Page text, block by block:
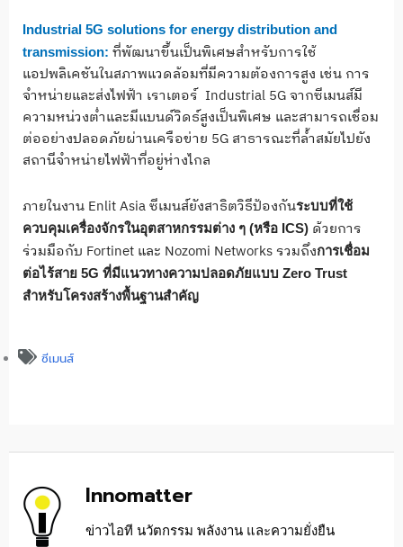
Industrial 5G solutions for energy distribution and
transmission: ที่พัฒนาขึ้นเป็นพิเศษสำหรับการใช้
แอปพลิเคชันในสภาพแวดล้อมที่มีความต้องการสูง เช่น การ
จำหน่ายและส่งไฟฟ้า เราเตอร์ Industrial 5G จากซีเมนส์มี
ความหน่วงต่ำและมีแบนด์วิดธ์สูงเป็นพิเศษ และสามารถเชื่อม
ต่ออย่างปลอดภัยผ่านเครือข่าย 5G สาธารณะที่ล้ำสมัยไปยัง
สถานีจำหน่ายไฟฟ้าที่อยู่ห่างไกล
ภายในงาน Enlit Asia ซีเมนส์ยังสาธิตวิธีป้องกันระบบที่ใช้
ควบคุมเครื่องจักรในอุตสาหกรรมต่าง ๆ (หรือ ICS) ด้วยการ
ร่วมมือกับ Fortinet และ Nozomi Networks รวมถึงการเชื่อม
ต่อไร้สาย 5G ที่มีแนวทางความปลอดภัยแบบ Zero Trust
สำหรับโครงสร้างพื้นฐานสำคัญ
ซีเมนส์
Innomatter
ข่าวไอที นวัตกรรม พลังงาน และความยั่งยืน